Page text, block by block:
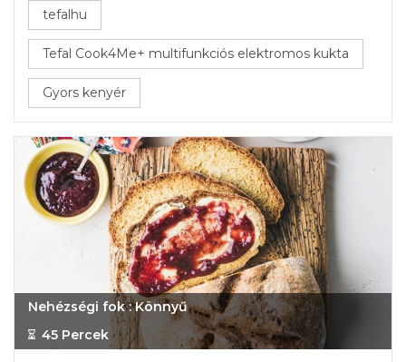
tefalhu
Tefal Cook4Me+ multifunkciós elektromos kukta
Gyors kenyér
Nehézségi fok : Könnyű
45 Percek